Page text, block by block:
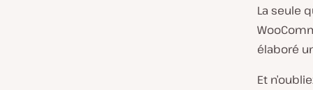
La seule
élaboré
Et